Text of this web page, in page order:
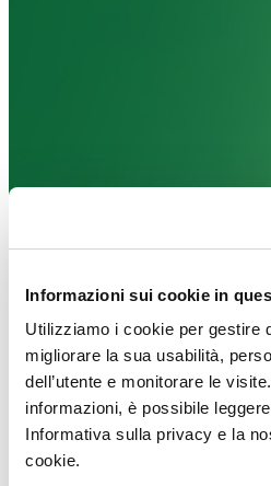
Informazioni sui cookie in
Utilizziamo i cookie per gestire
migliorare la sua usabilità,
dell’utente e monitorare le
informazioni, è possibile
Informativa sulla privacy e la
cookie.